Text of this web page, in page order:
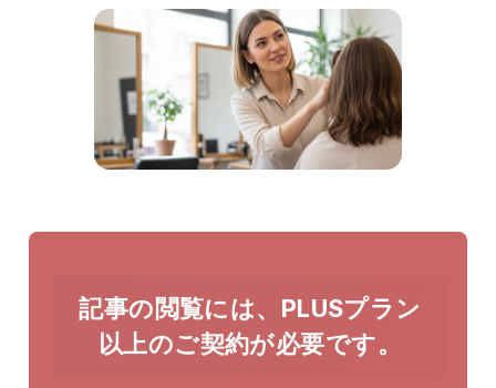
記事の閲覧には、PLUSプラン
以上のご契約が必要です。